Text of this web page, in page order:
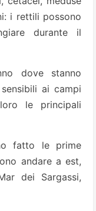
i rettili possono
durante il
dove stanno
ai campi
le principali
fatto le prime
andare a est,
dei Sargassi,